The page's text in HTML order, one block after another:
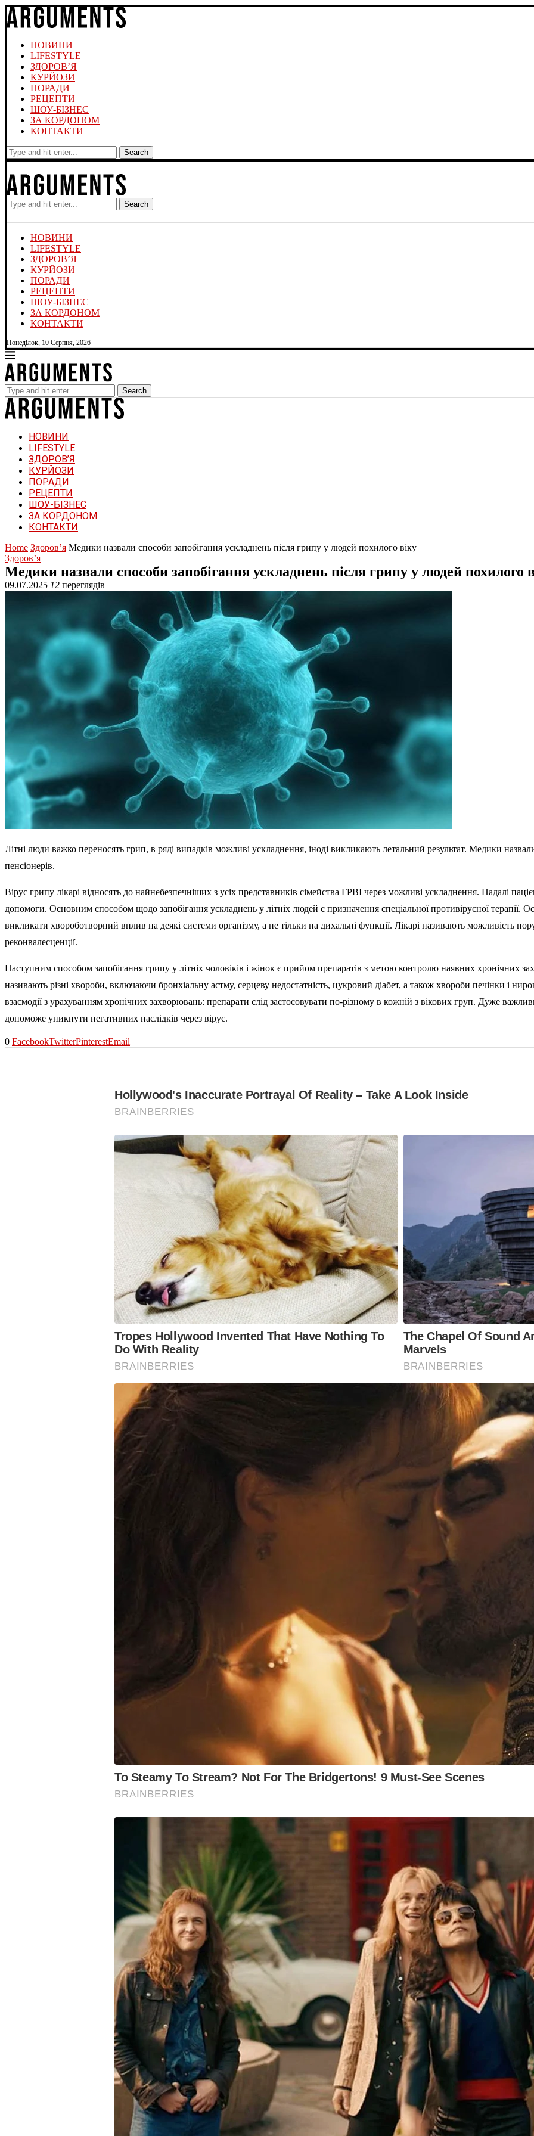
НОВИНИ
LIFESTYLE
ЗДОРОВ’Я
КУРЙОЗИ
ПОРАДИ
РЕЦЕПТИ
ШОУ-БІЗНЕС
ЗА КОРДОНОМ
КОНТАКТИ
Search
Search
НОВИНИ
LIFESTYLE
ЗДОРОВ’Я
КУРЙОЗИ
ПОРАДИ
РЕЦЕПТИ
ШОУ-БІЗНЕС
ЗА КОРДОНОМ
КОНТАКТИ
Понеділок, 10 Серпня, 2026
Search
НОВИНИ
LIFESTYLE
ЗДОРОВ’Я
КУРЙОЗИ
ПОРАДИ
РЕЦЕПТИ
ШОУ-БІЗНЕС
ЗА КОРДОНОМ
КОНТАКТИ
Home Здоров’я Медики назвали способи запобігання ускладнень після грипу у людей похилого віку
Здоров’я
Медики назвали способи запобігання ускладнень після грипу у людей похилого
09.07.2025 12 переглядів
Літні люди важко переносять грип, в ряді випадків можливі ускладнення, іноді викликають летальний результат. Медики
пенсіонерів.
Вірус грипу лікарі відносять до найнебезпечніших з усіх представників сімейства ГРВІ через можливі ускладнення. Надалі
допомоги. Основним способом щодо запобігання ускладнень у літніх людей є призначення спеціальної противірусної терапії.
викликати хвороботворний вплив на деякі системи організму, а не тільки на дихальні функції. Лікарі називають можливість
реконвалесценції.
Наступним способом запобігання грипу у літніх чоловіків і жінок є прийом препаратів з метою контролю наявних хронічних
називають різні хвороби, включаючи бронхіальну астму, серцеву недостатність, цукровий діабет, а також хвороби печінки і
взаємодії з урахуванням хронічних захворювань: препарати слід застосовувати по-різному в кожній з вікових груп. Дуже
допоможе уникнути негативних наслідків через вірус.
0 FacebookTwitterPinterestEmail